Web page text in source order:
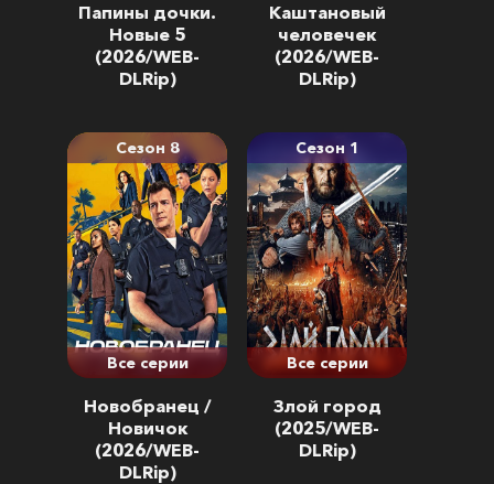
Папины дочки.
Новые 5
(2026/WEB-
DLRip)
Каштановый
человечек
(2026/WEB-
DLRip)
Сезон 8
Все серии
Новобранец /
Новичок
(2026/WEB-
DLRip)
Сезон 1
Все серии
Злой город
(2025/WEB-
DLRip)